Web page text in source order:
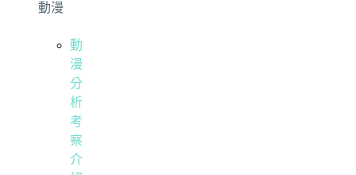
動漫
動
漫
分
析
考
察
介